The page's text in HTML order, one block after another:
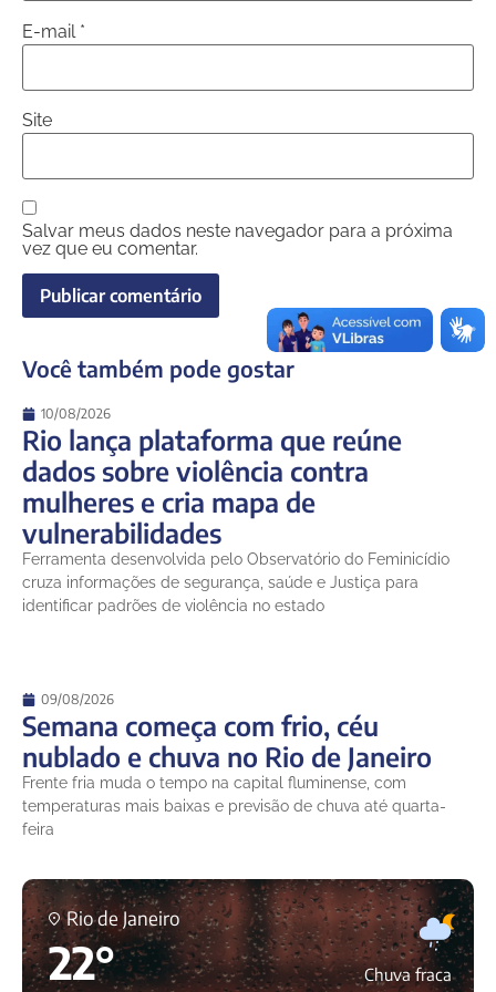
E-mail *
Site
Salvar meus dados neste navegador para a próxima
vez que eu comentar.
Você também pode gostar
10/08/2026
Rio lança plataforma que reúne
dados sobre violência contra
mulheres e cria mapa de
vulnerabilidades
Ferramenta desenvolvida pelo Observatório do Feminicídio
cruza informações de segurança, saúde e Justiça para
identificar padrões de violência no estado
09/08/2026
Semana começa com frio, céu
nublado e chuva no Rio de Janeiro
Frente fria muda o tempo na capital fluminense, com
temperaturas mais baixas e previsão de chuva até quarta-
feira
Rio de Janeiro
22° Chuva fraca